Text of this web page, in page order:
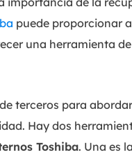
puede proporcionar
una herramienta
terceros para
Hay dos
Toshiba. Una es